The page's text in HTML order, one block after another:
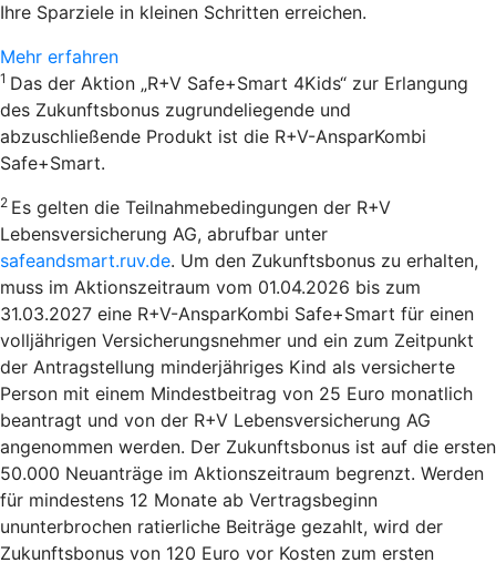
Ihre Sparziele in kleinen Schritten erreichen.
Mehr erfahren
1 Das der Aktion „R+V Safe+Smart 4Kids“ zur Erlangung
des Zukunftsbonus zugrundeliegende und
abzuschließende Produkt ist die R+V-AnsparKombi
Safe+Smart.
2 Es gelten die Teilnahmebedingungen der R+V
Lebensversicherung AG, abrufbar unter
safeandsmart.ruv.de. Um den Zukunftsbonus zu erhalten,
muss im Aktionszeitraum vom 01.04.2026 bis zum
31.03.2027 eine R+V-AnsparKombi Safe+Smart für einen
volljährigen Versicherungsnehmer und ein zum Zeitpunkt
der Antragstellung minderjähriges Kind als versicherte
Person mit einem Mindestbeitrag von 25 Euro monatlich
beantragt und von der R+V Lebensversicherung AG
angenommen werden. Der Zukunftsbonus ist auf die ersten
50.000 Neuanträge im Aktionszeitraum begrenzt. Werden
für mindestens 12 Monate ab Vertragsbeginn
ununterbrochen ratierliche Beiträge gezahlt, wird der
Zukunftsbonus von 120 Euro vor Kosten zum ersten